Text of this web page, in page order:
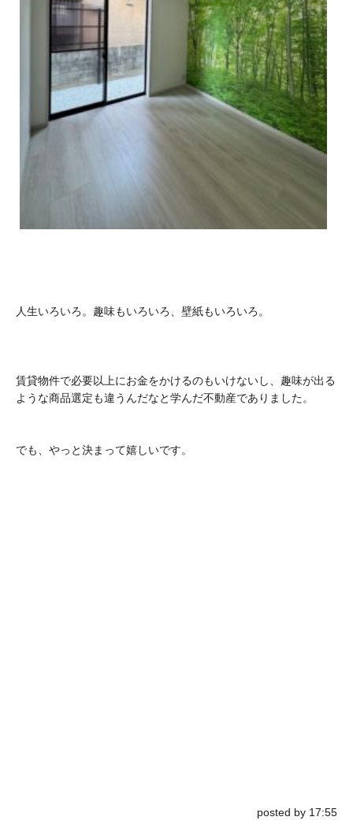
人生いろいろ。趣味もいろいろ、壁紙もいろいろ。
賃貸物件で必要以上にお金をかけるのもいけないし、趣味が出る
ような商品選定も違うんだなと学んだ不動産でありました。
でも、やっと決まって嬉しいです。
posted by 17:55